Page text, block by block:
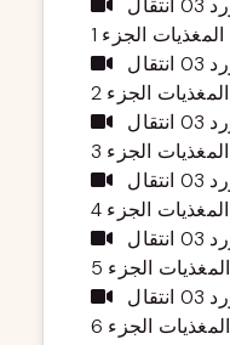
المغذيات الجزء 1
المورد 03 انتقال
المغذيات الجزء 2
المورد 03 انتقال
المغذيات الجزء 3
المورد 03 انتقال
المغذيات الجزء 4
المورد 03 انتقال
المغذيات الجزء 5
المورد 03 انتقال
المغذيات الجزء 6